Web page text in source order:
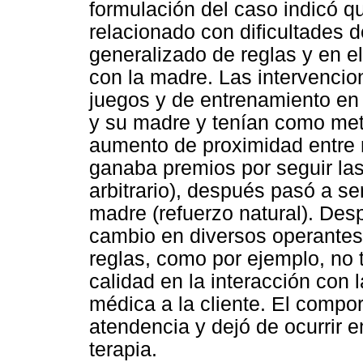
formulación del caso indicó
relacionado con dificultades
generalizado de reglas y en
con la madre. Las
juegos y de entrenamiento
y su madre y tenían como
aumento de proximidad
ganaba premios por seguir
arbitrario), después pasó a
madre (refuerzo natural).
cambio en diversos
reglas, como por ejemplo,
calidad en la interacción con
médica a la cliente. El
atendencia y dejó de ocurrir
terapia.